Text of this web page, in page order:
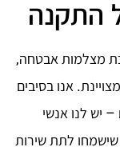
התקנה
מצלמות אבטחה,
אנו בסיבים
יש לנו אנשי
שישמחו לתת שירות